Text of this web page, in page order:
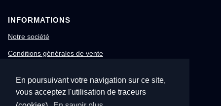
En poursuivant votre navigation sur ce site,
vous acceptez l'utilisation de traceurs
INFORMATIONS
Notre société
Conditions générales de vente
Gestion des cookies
Confidentialité & RGPD